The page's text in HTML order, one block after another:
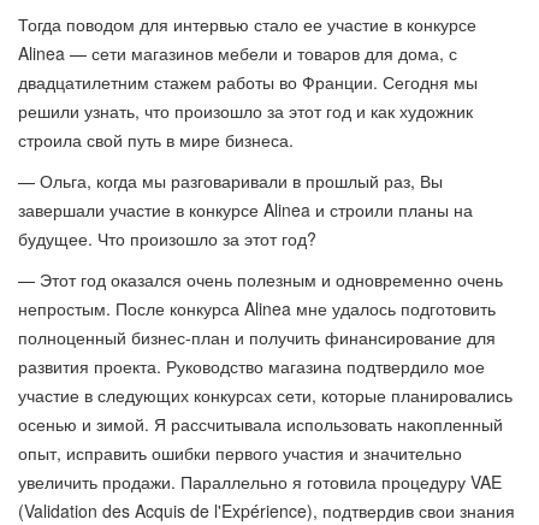
Тогда поводом для интервью стало ее участие в конкурсе
Alinea — сети магазинов мебели и товаров для дома, с
двадцатилетним стажем работы во Франции. Сегодня мы
решили узнать, что произошло за этот год и как художник
строила свой путь в мире бизнеса.
— Ольга, когда мы разговаривали в прошлый раз, Вы
завершали участие в конкурсе Alinea и строили планы на
будущее. Что произошло за этот год?
— Этот год оказался очень полезным и одновременно очень
непростым. После конкурса Alinea мне удалось подготовить
полноценный бизнес-план и получить финансирование для
развития проекта. Руководство магазина подтвердило мое
участие в следующих конкурсах сети, которые планировались
осенью и зимой. Я рассчитывала использовать накопленный
опыт, исправить ошибки первого участия и значительно
увеличить продажи. Параллельно я готовила процедуру VAE
(Validation des Acquis de l'Expérience), подтвердив свои знания